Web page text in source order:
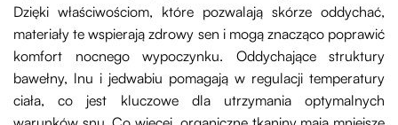
Dzięki właściwościom, które pozwalają skórze oddychać,
materiały te wspierają zdrowy sen i mogą znacząco poprawić
komfort nocnego wypoczynku. Oddychające struktury
bawełny, lnu i jedwabiu pomagają w regulacji temperatury
ciała, co jest kluczowe dla utrzymania optymalnych